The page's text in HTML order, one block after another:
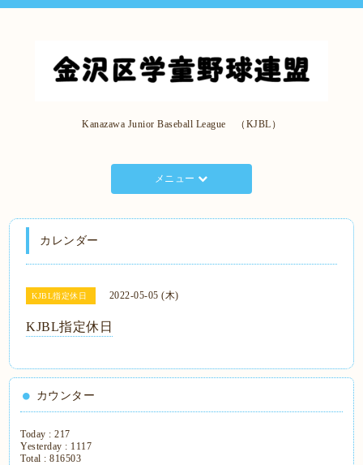
Kanazawa Junior Baseball League （KJBL）
メニュー
カレンダー
KJBL指定休日 2022-05-05 (木)
KJBL指定休日
カウンター
Today :217
Yesterday : 1117
Total :816503